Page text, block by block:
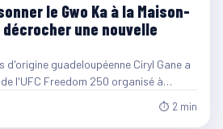
le Gwo Ka à la Maison-
une nouvelle
guadeloupéenne Ciryl Gane a
l'UFC Freedom 250 organisé à…
⏱ 2 min